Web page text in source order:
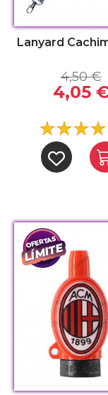
Lanyard
4,50 €
4,05